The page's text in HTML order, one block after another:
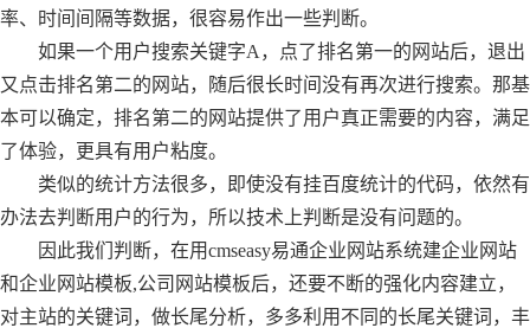
率、时间间隔等数据，很容易作出一些判断。
如果一个用户搜索关键字A，点了排名第一的网站后，退出
又点击排名第二的网站，随后很长时间没有再次进行搜索。那基
本可以确定，排名第二的网站提供了用户真正需要的内容，满足
了体验，更具有用户粘度。
类似的统计方法很多，即使没有挂百度统计的代码，依然有
办法去判断用户的行为，所以技术上判断是没有问题的。
因此我们判断，在用cmseasy易通企业网站系统建企业网站
和企业网站模板,公司网站模板后，还要不断的强化内容建立，
对主站的关键词，做长尾分析，多多利用不同的长尾关键词，丰